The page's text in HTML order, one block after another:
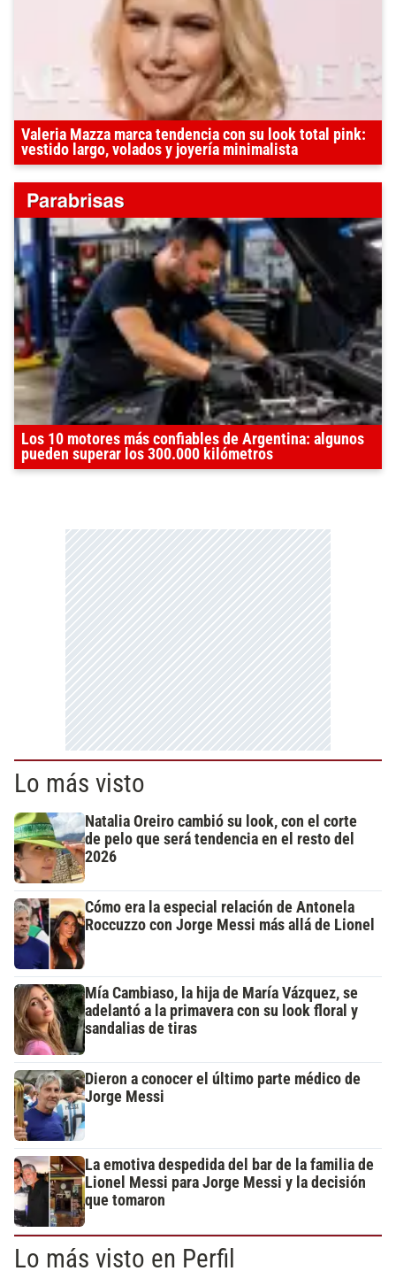
Valeria Mazza marca tendencia con su look total pink:
vestido largo, volados y joyería minimalista
Los 10 motores más confiables de Argentina: algunos
pueden superar los 300.000 kilómetros
Lo más visto
Natalia Oreiro cambió su look, con el corte
de pelo que será tendencia en el resto del
2026
Cómo era la especial relación de Antonela
Roccuzzo con Jorge Messi más allá de Lionel
Mía Cambiaso, la hija de María Vázquez, se
adelantó a la primavera con su look floral y
sandalias de tiras
Dieron a conocer el último parte médico de
Jorge Messi
La emotiva despedida del bar de la familia de
Lionel Messi para Jorge Messi y la decisión
que tomaron
Lo más visto en Perfil